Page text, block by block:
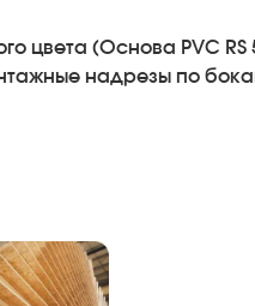
цвета (Основа PVC RS
надрезы по